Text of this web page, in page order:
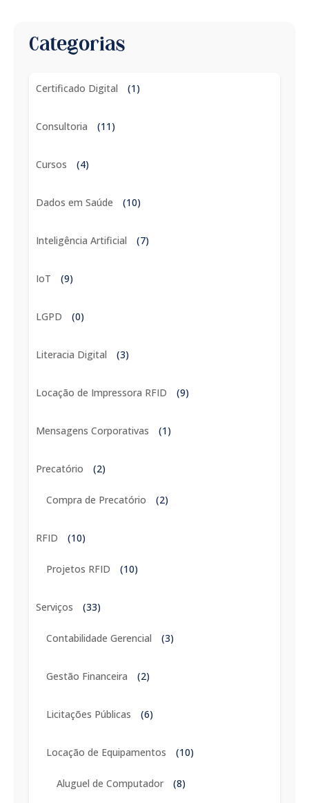
Categorias
Certificado Digital (1)
Consultoria (11)
Cursos (4)
Dados em Saúde (10)
Inteligência Artificial (7)
IoT (9)
LGPD (0)
Literacia Digital (3)
Locação de Impressora RFID (9)
Mensagens Corporativas (1)
Precatório (2)
Compra de Precatório (2)
RFID (10)
Projetos RFID (10)
Serviços (33)
Contabilidade Gerencial (3)
Gestão Financeira (2)
Licitações Públicas (6)
Locação de Equipamentos (10)
Aluguel de Computador (8)